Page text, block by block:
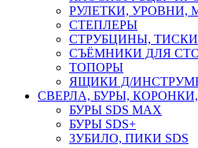
РУЛЕТКИ, УРОВНИ,
СТЕПЛЕРЫ
СТРУБЦИНЫ, ТИСКИ
СЪЁМНИКИ ДЛЯ
ТОПОРЫ
ЯЩИКИ Д/
СВЕРЛА, БУРЫ, КОРОНКИ,
БУРЫ SDS MAX
БУРЫ SDS+
ЗУБИЛО, ПИКИ SDS